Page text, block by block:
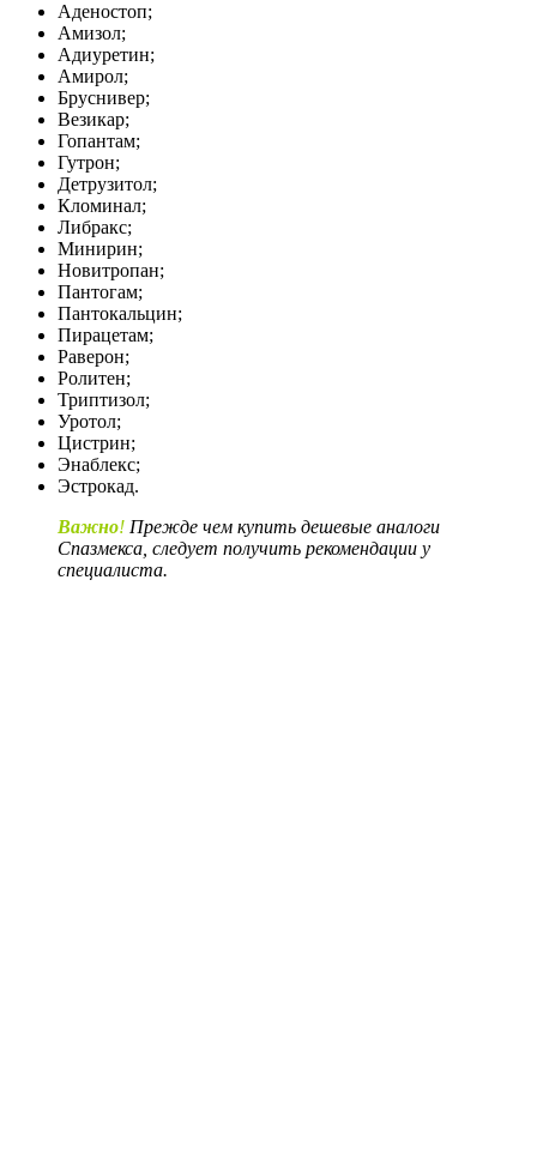
Аденостоп;
Амизол;
Адиуретин;
Амирол;
Бруснивер;
Везикар;
Гопантам;
Гутрон;
Детрузитол;
Кломинал;
Либракс;
Минирин;
Новитропан;
Пантогам;
Пантокальцин;
Пирацетам;
Раверон;
Ролитен;
Триптизол;
Уротол;
Цистрин;
Энаблекс;
Эстрокад.
Важно! Прежде чем купить дешевые аналоги
Спазмекса, следует получить рекомендации у
специалиста.